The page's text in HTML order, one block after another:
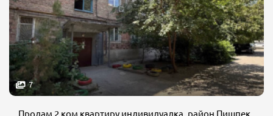
7
Продам 2 ком квартиру индивидуалка, район Пишпек